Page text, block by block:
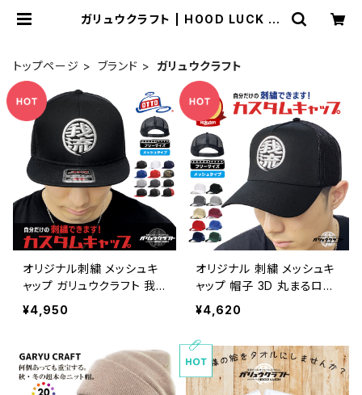
ガリュウクラフト | HOOD LUCK a.
トップページ ブランド ガリュウクラフト
オリジナル刺繍 メッシュキ
ャップ ガリュウクラフト 我
流クラフト 丸まるロゴ カス
タム帽子 名入れ 刺繍 オッ
トバイザー メンズ レディー
ス 人気 釣り 別注 カスタム
丸ロゴ 漢字
¥4,950
オリジナル 刺繍 メッシュキ
ャップ 帽子 3D 丸まるロゴ
魚釣 海釣り otto オットー
工務店 工場 大工 職人 企
業 団体 チーム ゴルフ コン
ペ 景品 オーダーメイド 還
暦 贈り物 忘年会 景品 ガリ
ュウクラフト 我流
¥4,620